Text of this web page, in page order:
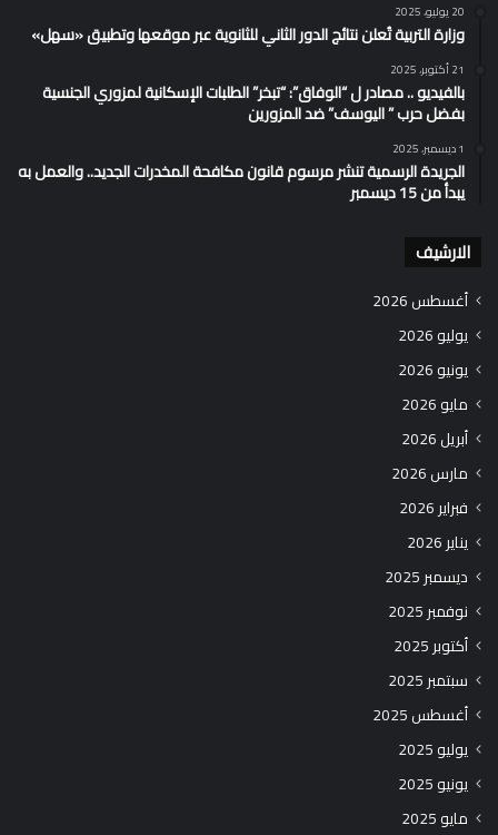
20 يوليو، 2025
وزارة التربية تُعلن نتائج الدور الثاني للثانوية عبر موقعها وتطبيق «سهل»
21 أكتوبر، 2025
بالفيديو .. مصادر ل “الوفاق”: “تبخر” الطلبات الإسكانية لمزوري الجنسية
بفضل حرب ” اليوسف” ضد المزورين
1 ديسمبر، 2025
الجريدة الرسمية تنشر مرسوم قانون مكافحة المخدرات الجديد.. والعمل به
يبدأ من 15 ديسمبر
الارشيف
أغسطس 2026
يوليو 2026
يونيو 2026
مايو 2026
أبريل 2026
مارس 2026
فبراير 2026
يناير 2026
ديسمبر 2025
نوفمبر 2025
أكتوبر 2025
سبتمبر 2025
أغسطس 2025
يوليو 2025
يونيو 2025
مايو 2025